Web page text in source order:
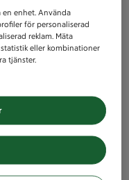
enhet. Använda
för personaliserad
reklam. Mäta
eller kombinationer
tjänster.